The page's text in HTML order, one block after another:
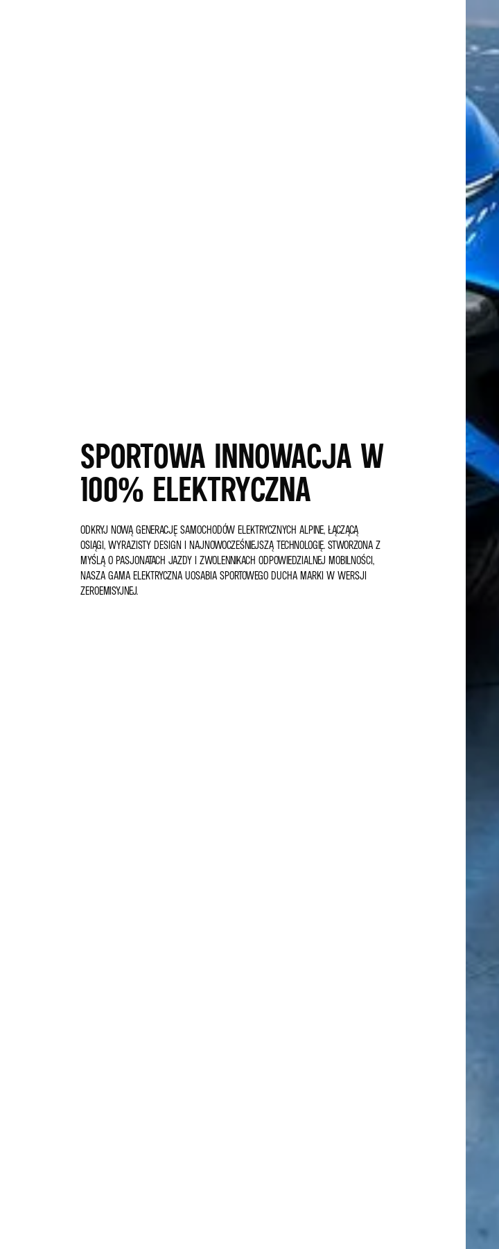
SPORTOWA INNOWACJA W
100% ELEKTRYCZNA
ODKRYJ NOWĄ GENERACJĘ SAMOCHODÓW ELEKTRYCZNYCH ALPINE, ŁĄCZĄCĄ
OSIĄGI, WYRAZISTY DESIGN I NAJNOWOCZEŚNIEJSZĄ TECHNOLOGIĘ. STWORZONA Z
MYŚLĄ O PASJONATACH JAZDY I ZWOLENNIKACH ODPOWIEDZIALNEJ MOBILNOŚCI,
NASZA GAMA ELEKTRYCZNA UOSABIA SPORTOWEGO DUCHA MARKI W WERSJI
ZEROEMISYJNEJ.